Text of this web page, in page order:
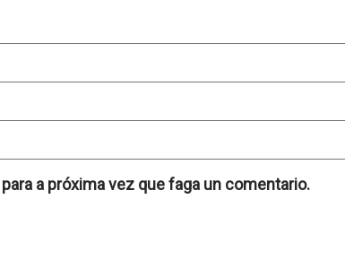
a próxima vez que faga un comentario.